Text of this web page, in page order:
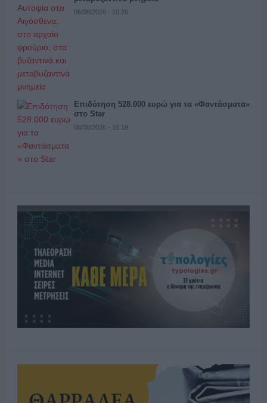
06/08/2026 - 10:26
Επιδότηση 528.000 ευρώ για τα «Φαντάσματα»
στο Star
06/08/2026 - 10:19